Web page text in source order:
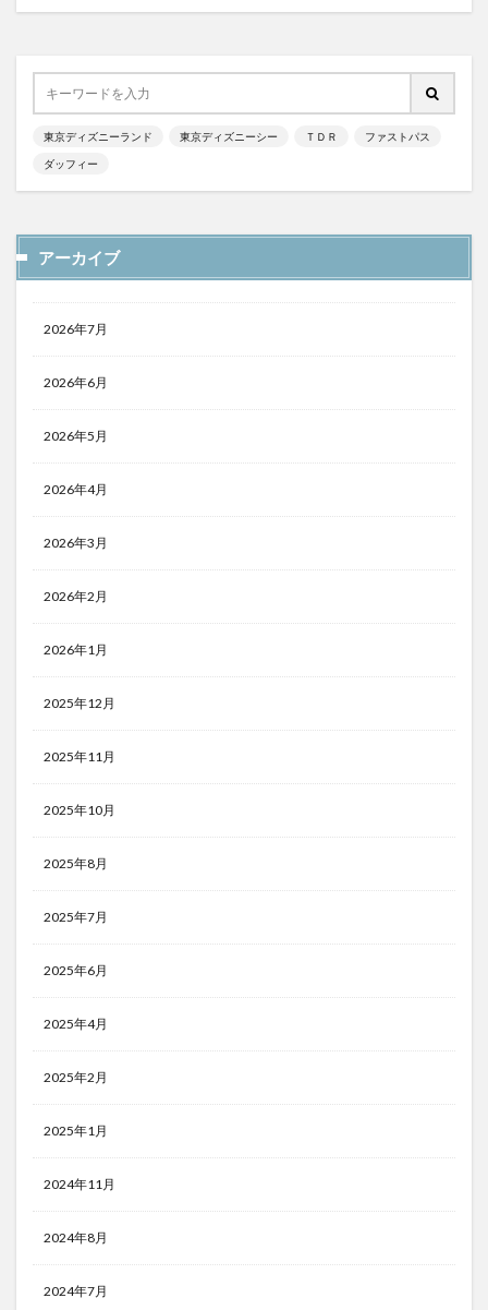
東京ディズニーランド 東京ディズニーシー ＴＤＲ ファストパス
ダッフィー
アーカイブ
2026年7月
2026年6月
2026年5月
2026年4月
2026年3月
2026年2月
2026年1月
2025年12月
2025年11月
2025年10月
2025年8月
2025年7月
2025年6月
2025年4月
2025年2月
2025年1月
2024年11月
2024年8月
2024年7月